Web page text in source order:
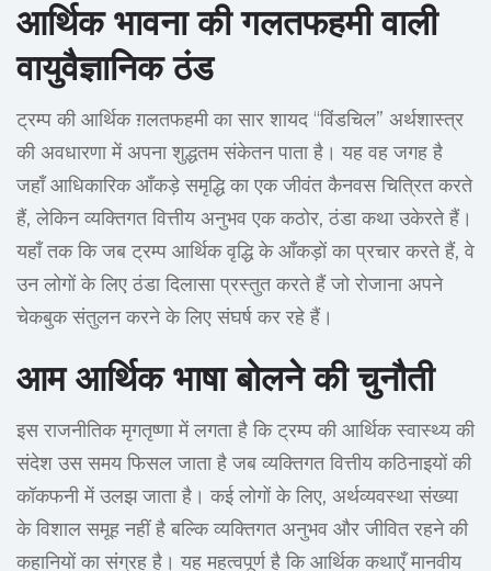
आर्थिक भावना की गलतफहमी वाली
वायुवैज्ञानिक ठंड
ट्रम्प की आर्थिक ग़लतफहमी का सार शायद “विंडचिल” अर्थशास्त्र
की अवधारणा में अपना शुद्धतम संकेतन पाता है। यह वह जगह है
जहाँ आधिकारिक आँकड़े समृद्धि का एक जीवंत कैनवस चित्रित करते
हैं, लेकिन व्यक्तिगत वित्तीय अनुभव एक कठोर, ठंडा कथा उकेरते हैं।
यहाँ तक कि जब ट्रम्प आर्थिक वृद्धि के आँकड़ों का प्रचार करते हैं, वे
उन लोगों के लिए ठंडा दिलासा प्रस्तुत करते हैं जो रोजाना अपने
चेकबुक संतुलन करने के लिए संघर्ष कर रहे हैं।
आम आर्थिक भाषा बोलने की चुनौती
इस राजनीतिक मृगतृष्णा में लगता है कि ट्रम्प की आर्थिक स्वास्थ्य की
संदेश उस समय फिसल जाता है जब व्यक्तिगत वित्तीय कठिनाइयों की
कॉकफनी में उलझ जाता है। कई लोगों के लिए, अर्थव्यवस्था संख्या
के विशाल समूह नहीं है बल्कि व्यक्तिगत अनुभव और जीवित रहने की
कहानियों का संग्रह है। यह महत्वपूर्ण है कि आर्थिक कथाएँ मानवीय